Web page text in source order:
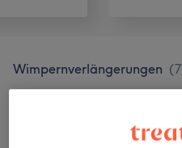
Wimpernverlängerungen (7